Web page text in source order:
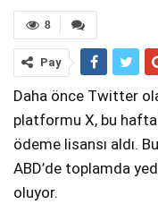
8
Pay
Daha önce Twitter
platformu X, bu hafta
ödeme lisansı aldı.
ABD’de toplamda
oluyor.